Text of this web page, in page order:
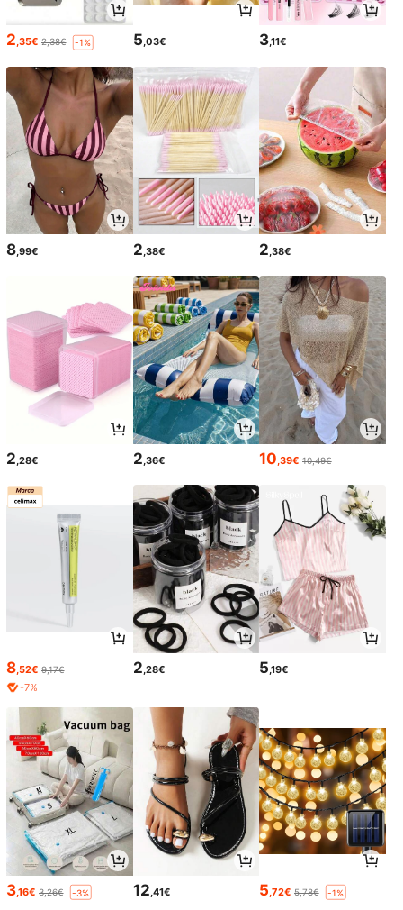
2,35€ 2,38€ -1% 5,03€ 3,11€
8 ,99€ 2 ,38€ 2 ,38€
2,28€ 2,36€ 10,39€ 10,49€
8,52€ 9,17€
-7%
2,28€ 5,19€
3,16€ 3,26€ -3% 12 ,41€ 5 ,72€ 5,78€ -1%